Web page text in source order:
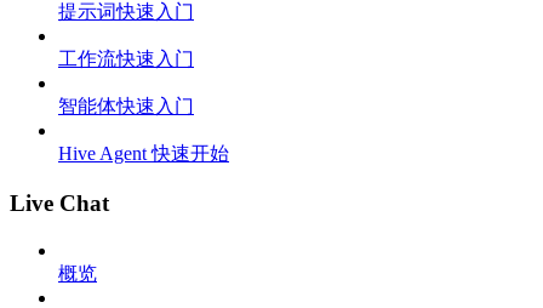
提示词快速入门
工作流快速入门
智能体快速入门
Hive Agent 快速开始
Live Chat
概览